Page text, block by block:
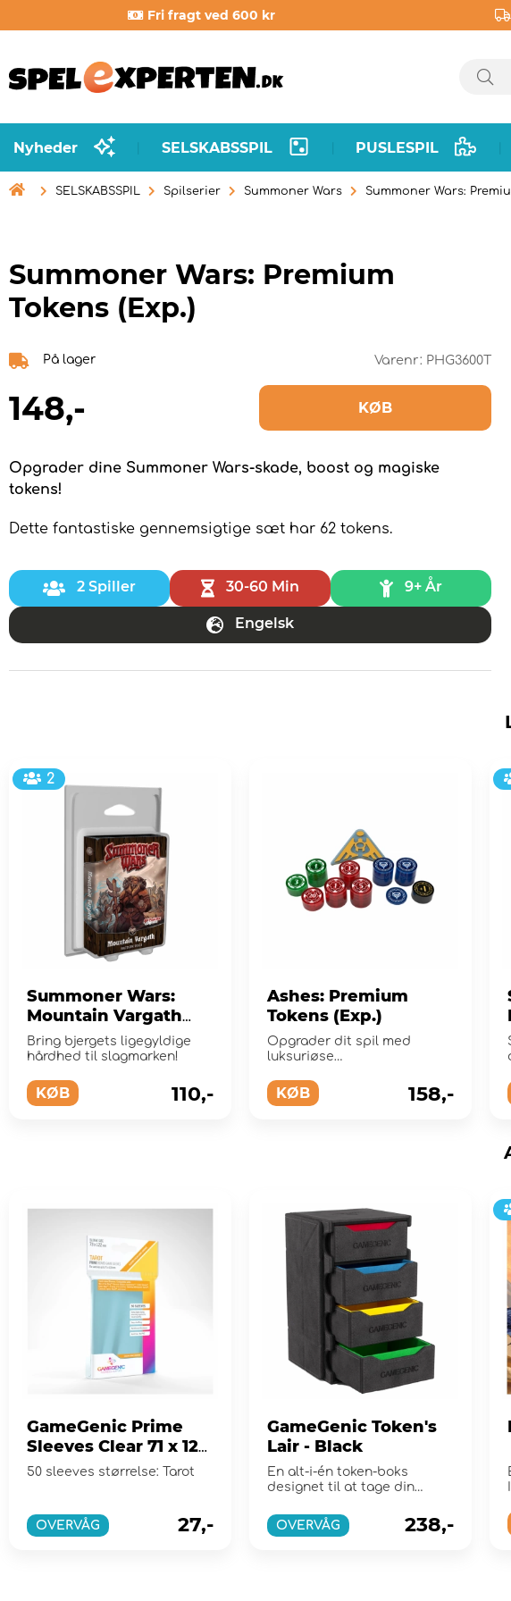
Fri fragt ved 600 kr
Nyheder SELSKABSSPIL PUSLESPIL
 SELSKABSSPIL Spilserier Summoner Wars Summoner Wars:
Summoner Wars: Premium
Tokens (Exp.)
På lager Varenr: PHG3600T
148,- KØB
Opgrader dine Summoner Wars-skade, boost og magiske
tokens!
Dette fantastiske gennemsigtige sæt har 62 tokens.
2 Spiller 30-60 Min 9+ År
Engelsk
2
Summoner Wars:
Mountain Vargath
(Exp.)
Bring bjergets ligegyldige
hårdhed til slagmarken!
KØB 110,-
Ashes: Premium
Tokens (Exp.)
Opgrader dit spil med
luksuriøse
KØB 158,-
GameGenic Prime
Sleeves Clear 71 x 120
mm
50 sleeves størrelse: Tarot
OVERVÅG 27,-
GameGenic Token's
Lair - Black
En alt-i-én token-boks
designet til at tage din
niveau!
OVERVÅG 238,-